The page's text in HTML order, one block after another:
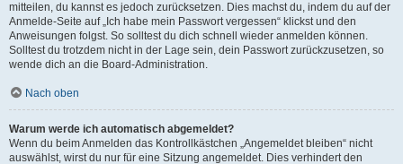
mitteilen, du kannst es jedoch zurücksetzen. Dies machst du, indem du auf der
Anmelde-Seite auf „Ich habe mein Passwort vergessen“ klickst und den
Anweisungen folgst. So solltest du dich schnell wieder anmelden können.
Solltest du trotzdem nicht in der Lage sein, dein Passwort zurückzusetzen, so
wende dich an die Board-Administration.
Nach oben
Warum werde ich automatisch abgemeldet?
Wenn du beim Anmelden das Kontrollkästchen „Angemeldet bleiben“ nicht
auswählst, wirst du nur für eine Sitzung angemeldet. Dies verhindert den